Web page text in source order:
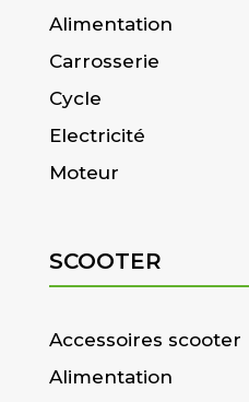
Alimentation
Carrosserie
Cycle
Electricité
Moteur
SCOOTER
Accessoires scooter
Alimentation